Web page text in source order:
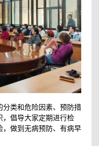
分类和危险因素、预防措
，倡导大家定期进行检
做到 无病预防、有病早